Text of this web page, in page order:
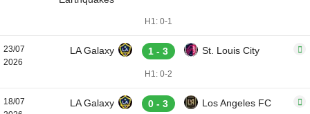
H1: 0-1
23/07
2026
LA Galaxy 1 - 3 St. Louis City
H1: 0-2
18/07
LA Galaxy 0 - 3 Los Angeles FC